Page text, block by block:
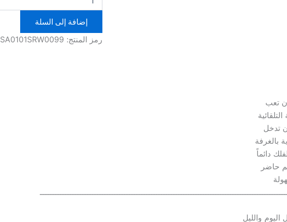
كاميرا
لحماية
طفلك
إضافة إلى السلة
رمز المنتج: SA0101SRW0099
تعب
تدخل
دائماً
حاضر